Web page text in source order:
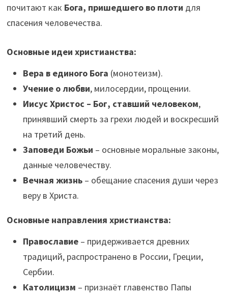
почитают как Бога, пришедшего во плоти для
спасения человечества.
Основные идеи христианства:
Вера в единого Бога (монотеизм).
Учение о любви, милосердии, прощении.
Иисус Христос – Бог, ставший человеком,
принявший смерть за грехи людей и воскресший
на третий день.
Заповеди Божьи – основные моральные законы,
данные человечеству.
Вечная жизнь– обещание спасения души через
веру в Христа.
Основные направления христианства:
Православие– придерживается древних
традиций, распространено в России, Греции,
Сербии.
Католицизм – признаёт главенство Папы